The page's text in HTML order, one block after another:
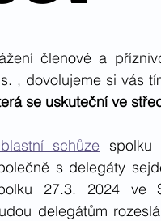
členové a
, dovolujeme si vás
se uskuteční ve
schůze
s delegáty
27.3. 2024 ve
delegátům